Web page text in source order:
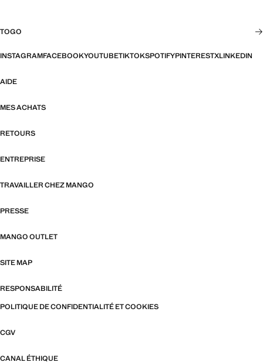
TOGO
INSTAGRAMFACEBOOKYOUTUBETIKTOKSPOTIFYPINTERESTXLINKEDIN
AIDE
MES ACHATS
RETOURS
ENTREPRISE
TRAVAILLER CHEZ MANGO
PRESSE
MANGO OUTLET
SITE MAP
RESPONSABILITÉ
POLITIQUE DE CONFIDENTIALITÉ ET COOKIES
CGV
CANAL ÉTHIQUE